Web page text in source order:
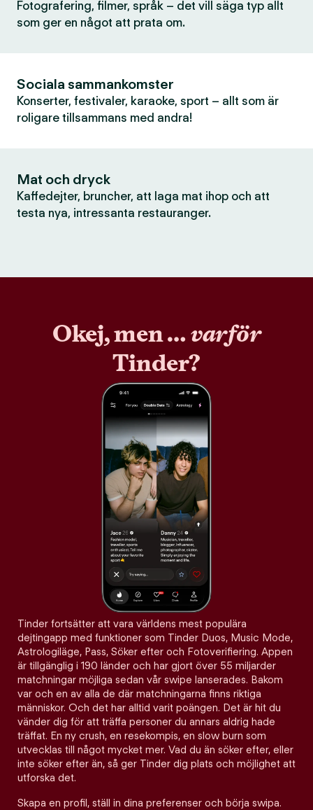
Fotografering, filmer, språk – det vill säga typ allt
som ger en något att prata om.
Sociala sammankomster
Konserter, festivaler, karaoke, sport – allt som är
roligare tillsammans med andra!
Mat och dryck
Kaffedejter, bruncher, att laga mat ihop och att
testa nya, intressanta restauranger.
Okej, men …varför
Tinder?
Tinder fortsätter att vara världens mest populära
dejtingapp med funktioner som Tinder Duos, Music Mode,
Astrologiläge, Pass, Söker efter och Fotoverifiering. Appen
är tillgänglig i 190 länder och har gjort över 55 miljarder
matchningar möjliga sedan vår swipe lanserades. Bakom
var och en av alla de där matchningarna finns riktiga
människor. Och det har alltid varit poängen. Det är hit du
vänder dig för att träffa personer du annars aldrig hade
träffat. En ny crush, en resekompis, en slow burn som
utvecklas till något mycket mer. Vad du än söker efter, eller
inte söker efter än, så ger Tinder dig plats och möjlighet att
utforska det.
Skapa en profil, ställ in dina preferenser och börja swipa.